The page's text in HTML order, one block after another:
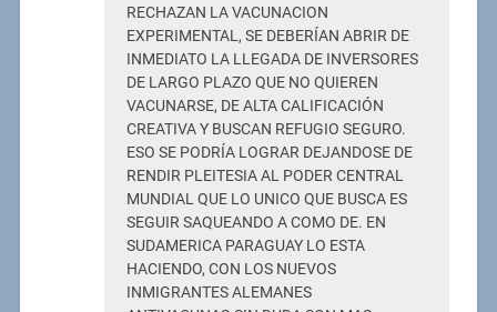
RECHAZAN LA VACUNACION
EXPERIMENTAL, SE DEBERÍAN ABRIR DE
INMEDIATO LA LLEGADA DE INVERSORES
DE LARGO PLAZO QUE NO QUIEREN
VACUNARSE, DE ALTA CALIFICACIÓN
CREATIVA Y BUSCAN REFUGIO SEGURO.
ESO SE PODRÍA LOGRAR DEJANDOSE DE
RENDIR PLEITESIA AL PODER CENTRAL
MUNDIAL QUE LO UNICO QUE BUSCA ES
SEGUIR SAQUEANDO A COMO DE. EN
SUDAMERICA PARAGUAY LO ESTA
HACIENDO, CON LOS NUEVOS
INMIGRANTES ALEMANES